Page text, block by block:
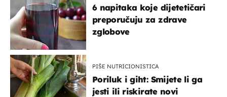
6 napitaka koje dijetetičari
preporučuju za zdrave
zglobove
PIŠE NUTRICIONISTICA
Poriluk i giht: Smijete li ga
jesti ili riskirate novi